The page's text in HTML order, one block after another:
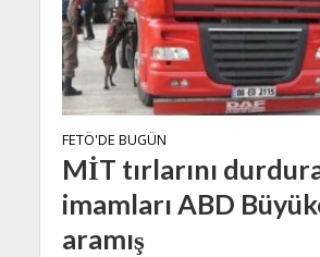
FETÖ'DE BUGÜN
MİT tırlarını
imamları ABD
aramış